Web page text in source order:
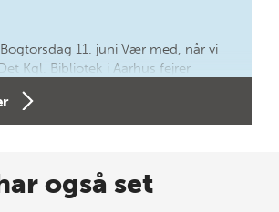
11. juni Vær med, når vi
Kgl. Bibliotek i Aarhus fejrer
nyes…
70% til sommer-
også set